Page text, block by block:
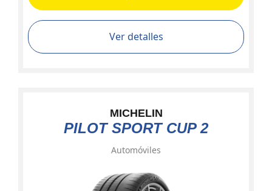
Ver detalles
MICHELIN
PILOT SPORT CUP 2
Automóviles